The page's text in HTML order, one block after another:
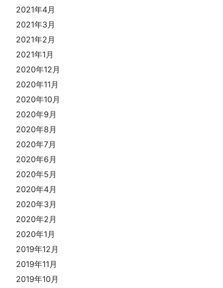
2021年4月
2021年3月
2021年2月
2021年1月
2020年12月
2020年11月
2020年10月
2020年9月
2020年8月
2020年7月
2020年6月
2020年5月
2020年4月
2020年3月
2020年2月
2020年1月
2019年12月
2019年11月
2019年10月